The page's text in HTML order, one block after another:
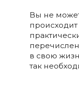
Вы не
в свою
так